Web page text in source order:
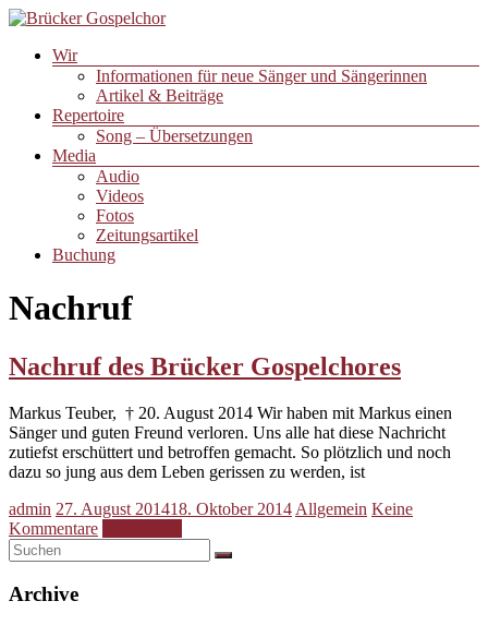
Zum
springen
Brücker
Gospelchor
Menü
Wir
Informationen für neue Sänger und Sängerinnen
Artikel & Beiträge
Repertoire
Song – Übersetzungen
Media
Audio
Videos
Fotos
Zeitungsartikel
Buchung
Nachruf
Nachruf des Brücker Gospelchores
Markus Teuber, † 20. August 2014 Wir haben mit Markus einen
Sänger und guten Freund verloren. Uns alle hat diese Nachricht
zutiefst erschüttert und betroffen gemacht. So plötzlich und noch
dazu so jung aus dem Leben gerissen zu werden, ist
admin 27. August 201418. Oktober 2014 Allgemein Keine
Kommentare
Archive